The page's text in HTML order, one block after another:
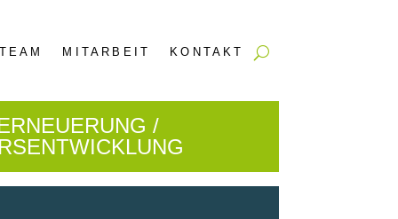
TEAM MITARBEIT KONTAKT
/